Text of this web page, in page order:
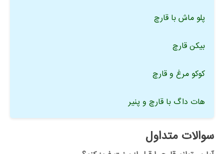
پلو ماش با قارچ
بیکن قارچ
کوکو مرغ و قارچ
هات داگ با قارچ و پنیر
سوالات متداول